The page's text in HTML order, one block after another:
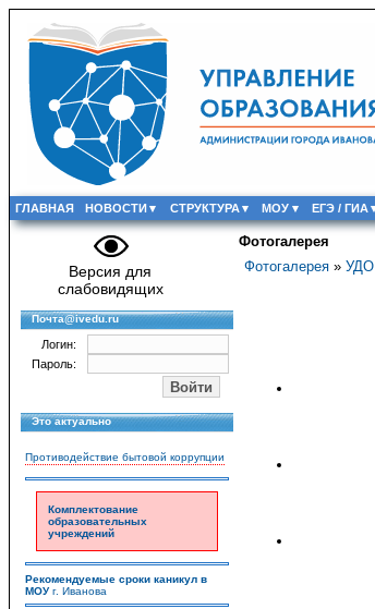
ГЛАВНАЯ НОВОСТИ СТРУКТУРА МОУ ЕГЭ / ГИА
Версия для
слабовидящих
Почта@ivedu.ru
Логин:
Пароль:
Это актуально
Противодействие бытовой коррупции
Комплектование
образовательных
учреждений
Рекомендуемые сроки каникул в
МОУг. Иванова
Фотогалерея
Фотогалерея » УДО